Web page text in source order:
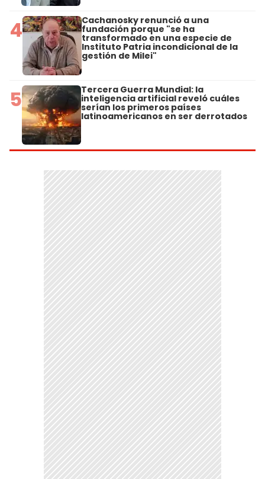
4 Cachanosky renunció a una
fundación porque "se ha
transformado en una especie de
Instituto Patria incondicional de la
gestión de Milei"
5 Tercera Guerra Mundial: la
inteligencia artificial reveló cuáles
serían los primeros países
latinoamericanos en ser derrotados